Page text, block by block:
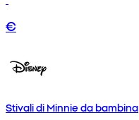
€
Stivali di Minnie da bambina